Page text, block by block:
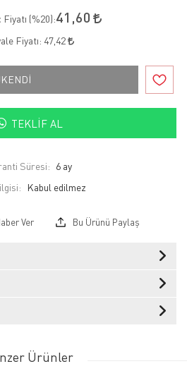
(%20):41,60
Fiyatı: 47,42
TEKLIF AL
Süresi: 6 ay
Ver Bu Ürünü Paylaş
Ürünler